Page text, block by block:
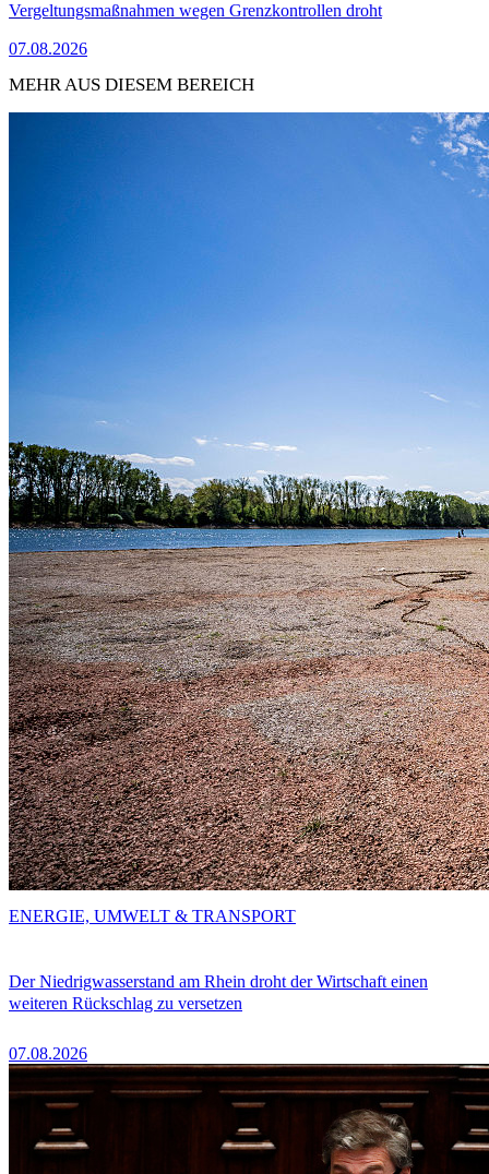
Vergeltungsmaßnahmen wegen Grenzkontrollen droht
07.08.2026
MEHR AUS DIESEM BEREICH
Der Niedrigwasserstand am Rhein droht der Wirtschaft einen
weiteren Rückschlag zu versetzen
07.08.2026
ENERGIE, UMWELT & TRANSPORT